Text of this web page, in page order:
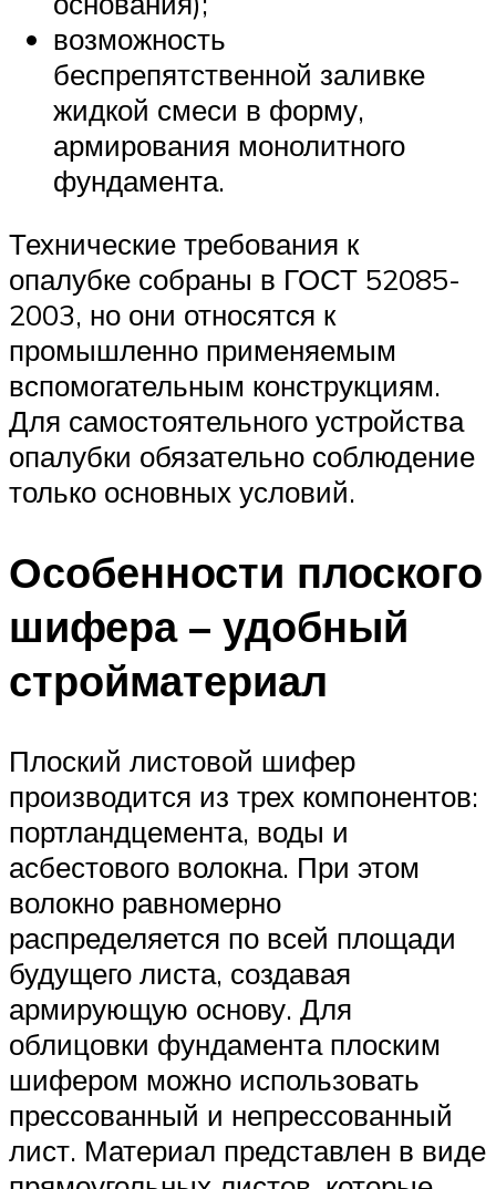
возможность
беспрепятственной заливке
жидкой смеси в форму,
армирования монолитного
фундамента.
Технические требования к
опалубке собраны в ГОСТ 52085-
2003, но они относятся к
промышленно применяемым
вспомогательным конструкциям.
Для самостоятельного устройства
опалубки обязательно соблюдение
только основных условий.
Особенности плоского
шифера – удобный
стройматериал
Плоский листовой шифер
производится из трех компонентов:
портландцемента, воды и
асбестового волокна. При этом
волокно равномерно
распределяется по всей площади
будущего листа, создавая
армирующую основу. Для
облицовки фундамента плоским
шифером можно использовать
прессованный и непрессованный
лист. Материал представлен в виде